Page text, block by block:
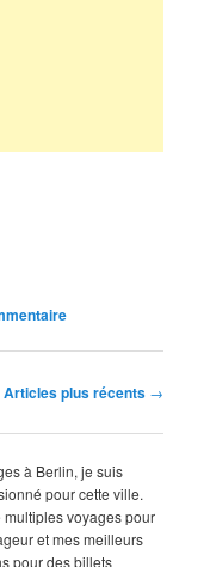
Articles plus récents →
à Berlin, je suis
pour cette ville.
multiples voyages pour
et mes meilleurs
pour des billets